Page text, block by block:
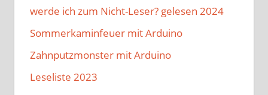
werde ich zum Nicht-Leser? gelesen 2024
Sommerkaminfeuer mit Arduino
Zahnputzmonster mit Arduino
Leseliste 2023